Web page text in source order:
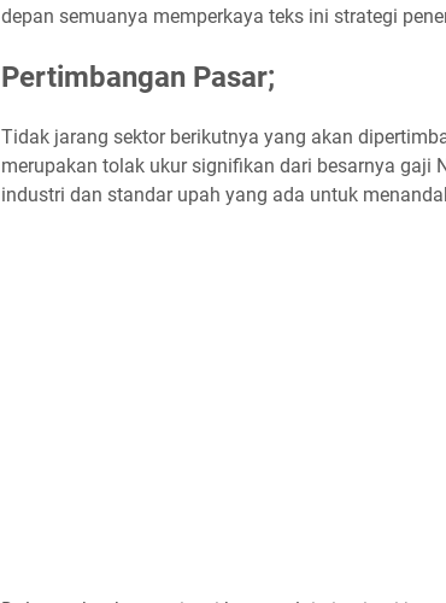
depan semuanya memperkaya teks ini strategi
Pertimbangan Pasar;
Tidak jarang sektor berikutnya yang akan
merupakan tolak ukur signifikan dari besarnya gaji
industri dan standar upah yang ada untuk